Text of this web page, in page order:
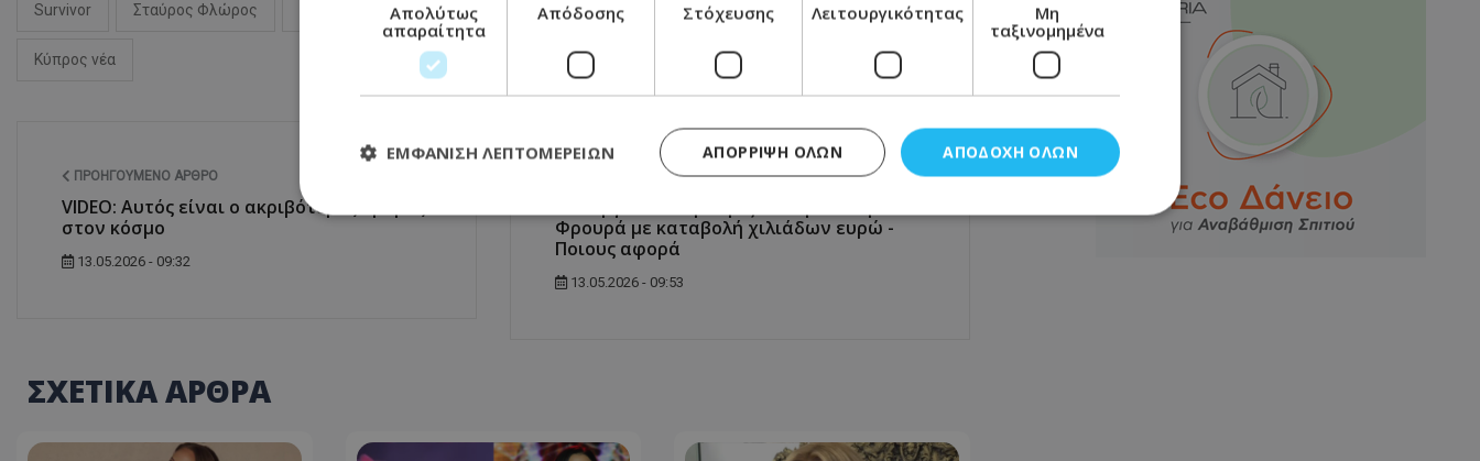
Survivor Σταύρος Φλώρος Ειδήσεις Κύπρος
Κύπρος νέα
ΠΡΟΗΓΟΎΜΕΝΟ ΆΡΘΡΟ
VIDEO: Αυτός είναι ο ακριβότερος δρόμος
στον κόσμο
13.05.2026 - 09:32
ΕΠΌΜΕΝΟ ΆΡΘΡΟ
Φρουρά με καταβολή χιλιάδων ευρώ -
Ποιους αφορά
13.05.2026 - 09:53
ΣΧΕΤΙΚΑ ΑΡΘΡΑ
Απολύτως
απαραίτητα
Απόδοσης Στόχευσης Λειτουργικότητας
Μη
ταξινομημένα
ΑΠΟΔΟΧΉ ΌΛΩΝ
ΑΠΌΡΡΙΨΗ ΌΛΩΝ
ΕΜΦΆΝΙΣΗ ΛΕΠΤΟΜΕΡΕΙΏΝ
Απολύτως απαραίτητα Απόδοσης
κανονισμό απορρήτου των